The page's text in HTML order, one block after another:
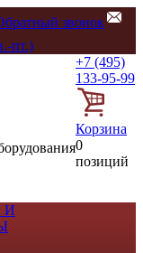
звонок
пт.)
+7 (495)
133-95-99
Корзина
0
позиций
И